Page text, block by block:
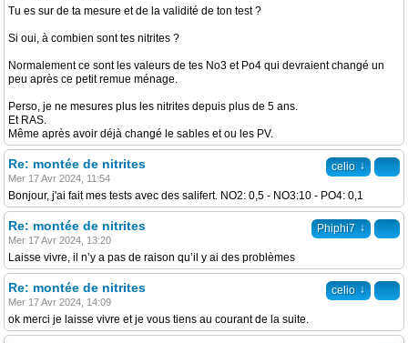
Tu es sur de ta mesure et de la validité de ton test ?
Si oui, à combien sont tes nitrites ?
Normalement ce sont les valeurs de tes No3 et Po4 qui devraient changé un
peu après ce petit remue ménage.
Perso, je ne mesures plus les nitrites depuis plus de 5 ans.
Et RAS.
Même après avoir déjà changé le sables et ou les PV.
celio ↓
Re: montée de nitrites
Mer 17 Avr 2024, 11:54
Bonjour, j'ai fait mes tests avec des salifert. NO2: 0,5 - NO3:10 - PO4: 0,1
Phiphi7 ↓
Re: montée de nitrites
Mer 17 Avr 2024, 13:20
Laisse vivre, il n’y a pas de raison qu’il y ai des problèmes
celio ↓
Re: montée de nitrites
Mer 17 Avr 2024, 14:09
ok merci je laisse vivre et je vous tiens au courant de la suite.